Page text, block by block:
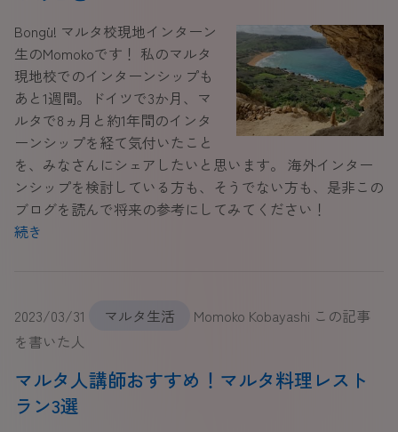
Bonġu! マルタ校現地インターン
生のMomokoです！ 私のマルタ
現地校でのインターンシップも
あと1週間。ドイツで3か月、マ
ルタで8ヵ月と約1年間のインタ
ーンシップを経て気付いたこと
を、みなさんにシェアしたいと思います。 海外インター
ンシップを検討している方も、そうでない方も、是非この
ブログを読んで将来の参考にしてみてください！
続き
2023/03/31 マルタ生活
Momoko Kobayashi この記事
を書いた人
マルタ人講師おすすめ！マルタ料理レスト
ラン3選